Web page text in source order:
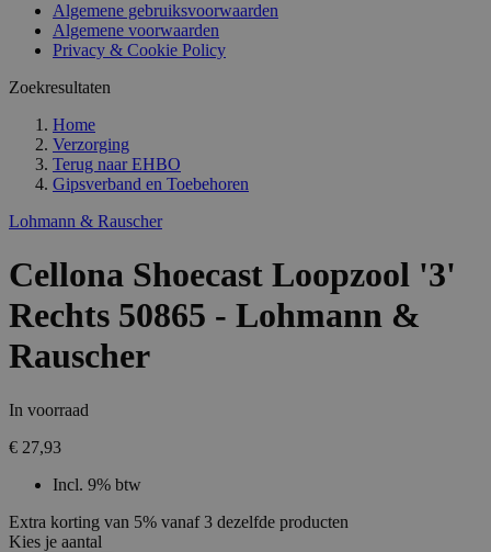
Algemene gebruiksvoorwaarden
Algemene voorwaarden
Privacy & Cookie Policy
Zoekresultaten
Home
Verzorging
Terug naar EHBO
Gipsverband en Toebehoren
Lohmann & Rauscher
Cellona Shoecast Loopzool '3'
Rechts 50865 - Lohmann &
Rauscher
In voorraad
€ 27,93
Incl. 9% btw
Extra korting van 5% vanaf 3 dezelfde producten
Kies je aantal